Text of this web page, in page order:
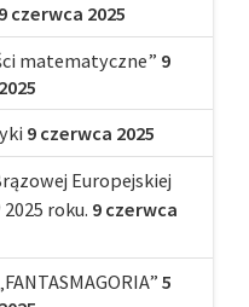
9 czerwca 2025
matematyczne” 9
9 czerwca 2025
Europejskiej
roku. 9 czerwca
5